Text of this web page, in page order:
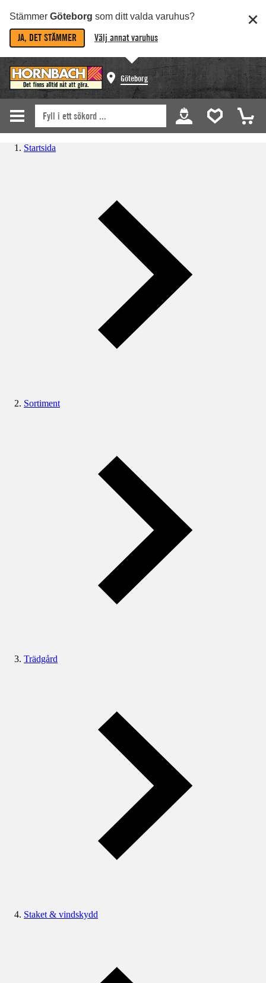
Stämmer Göteborg som ditt valda varuhus?
JA, DET STÄMMER Välj annat varuhus
Göteborg
Startsida
Sortiment
Trädgård
Staket & vindskydd